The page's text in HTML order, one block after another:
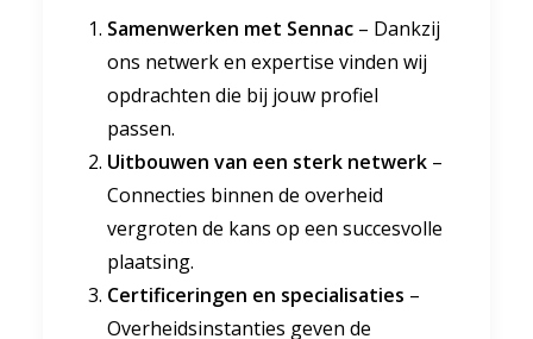
Samenwerken met Sennac – Dankzij
ons netwerk en expertise vinden wij
opdrachten die bij jouw profiel
passen.
Uitbouwen van een sterk netwerk –
Connecties binnen de overheid
vergroten de kans op een succesvolle
plaatsing.
Certificeringen en specialisaties –
Overheidsinstanties geven de